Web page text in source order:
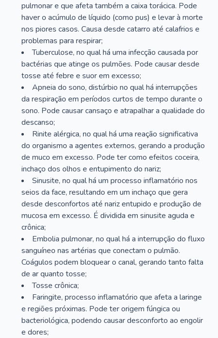
pulmonar e que afeta também a caixa torácica. Pode
haver o acúmulo de líquido (como pus) e levar à morte
nos piores casos. Causa desde catarro até calafrios e
problemas para respirar;
Tuberculose, no qual há uma infecção causada por
bactérias que atinge os pulmões. Pode causar desde
tosse até febre e suor em excesso;
Apneia do sono, distúrbio no qual há interrupções
da respiração em períodos curtos de tempo durante o
sono. Pode causar cansaço e atrapalhar a qualidade do
descanso;
Rinite alérgica, no qual há uma reação significativa
do organismo a agentes externos, gerando a produção
de muco em excesso. Pode ter como efeitos coceira,
inchaço dos olhos e entupimento do nariz;
Sinusite, no qual há um processo inflamatório nos
seios da face, resultando em um inchaço que gera
desde desconfortos até nariz entupido e produção de
mucosa em excesso. É dividida em sinusite aguda e
crônica;
Embolia pulmonar, no qual há a interrupção do fluxo
sanguíneo nas artérias que conectam o pulmão.
Coágulos podem bloquear o canal, gerando tanto falta
de ar quanto tosse;
Tosse crônica;
Faringite, processo inflamatório que afeta a laringe
e regiões próximas. Pode ter origem fúngica ou
bacteriológica, podendo causar desconforto ao engolir
e dores;